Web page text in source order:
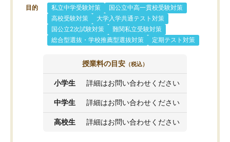
目的 私立中学受験対策
国公立中高一貫校受験対策
高校受験対策
大学入学共通テスト対策
国公立2次試験対策
難関私立受験対策
総合型選抜・学校推薦型選抜対策
定期テスト対策
授業料の目安 （税込）
小学生 詳細はお問い合わせください
中学生 詳細はお問い合わせください
高校生 詳細はお問い合わせください